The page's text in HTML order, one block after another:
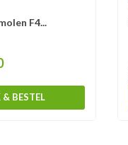
F4...
& BESTEL